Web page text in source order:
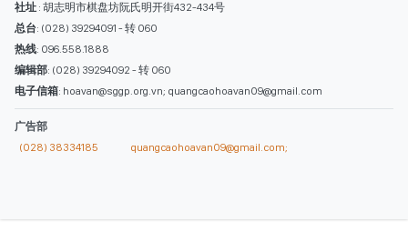
社址 : 胡志明市棋盘坊阮氏明开街432-434号
总台: (028) 39294091 - 转 060
热线: 096.558.1888
编辑部: (028) 39294092 - 转 060
电子信箱: hoavan@sggp.org.vn; quangcaohoavan09@gmail.com
广告部
(028) 38334185
quangcaohoavan09@gmail.com;